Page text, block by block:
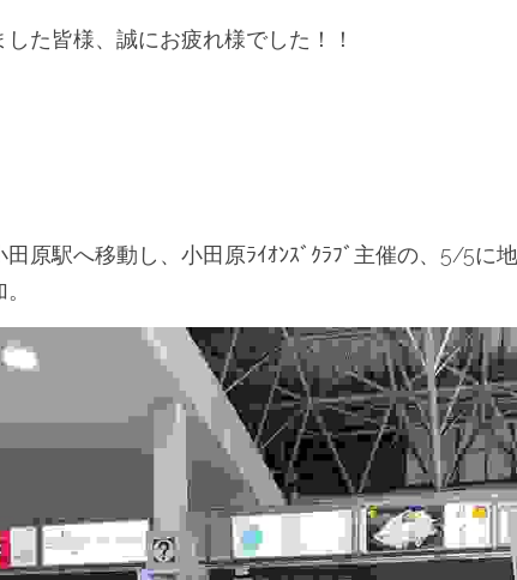
た皆様、誠にお疲れ様でした！！
原駅へ移動し、小田原ﾗｲｵﾝｽﾞｸﾗﾌﾞ主催の、5/5に